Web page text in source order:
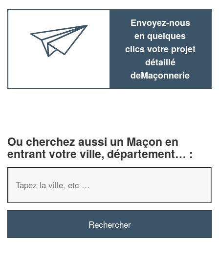
Envoyez-nous
en quelques
clics votre projet
détaillé
deMaçonnerie
Ou cherchez aussi un Maçon en
entrant votre ville, département… :
✕
Vous êtes un